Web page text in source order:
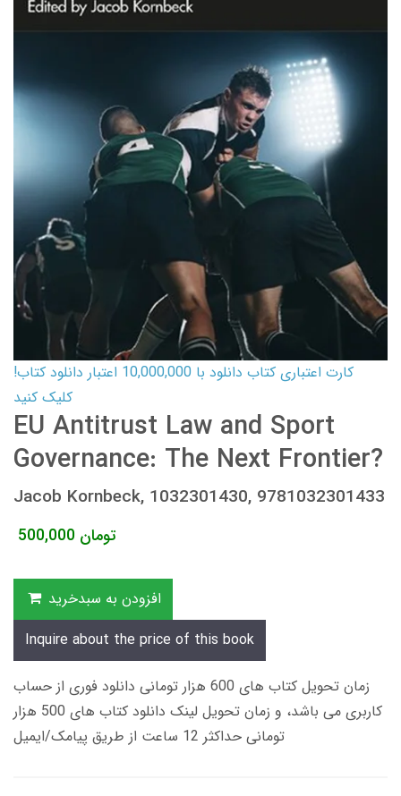
کارت اعتباری کتاب دانلود با 10,000,000 اعتبار دانلود کتاب!
کلیک کنید
EU Antitrust Law and Sport
Governance: The Next Frontier?
Jacob Kornbeck, 1032301430, 9781032301433
500,000 تومان
افزودن به سبدخرید
Inquire about the price of this book
زمان تحویل کتاب های 600 هزار تومانی دانلود فوری از حساب
کاربری می باشد، و زمان تحویل لینک دانلود کتاب های 500 هزار
تومانی حداکثر 12 ساعت از طریق پیامک/ایمیل